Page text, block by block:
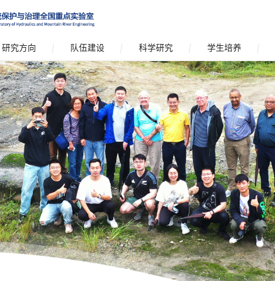
研究方向 队伍建设 科学研究 学生培养